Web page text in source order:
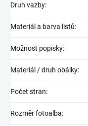
Druh vazby:
Materiál a barva listů:
Možnost popisky:
Materiál / druh obálky:
Počet stran:
Rozměr fotoalba: